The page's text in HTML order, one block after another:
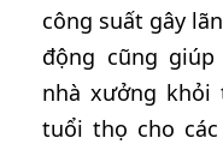
công suất gây
động cũng
nhà xưởng khỏi
tuổi thọ cho